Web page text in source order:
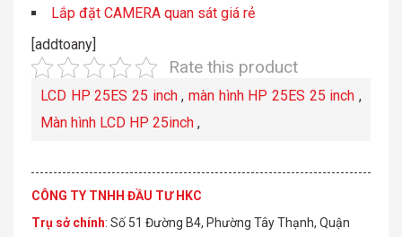
Lắp đặt CAMERA quan sát giá rẻ
[addtoany]
Rate this product
LCD HP 25ES 25 inch,màn hình HP 25ES 25 inch ,
Màn hình LCD HP 25inch ,
CÔNG TY TNHH ĐẦU TƯ HKC
Trụ sở chính: Số 51 Đường B4, Phường Tây Thạnh, Quận